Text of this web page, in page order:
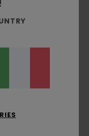
100% cotone